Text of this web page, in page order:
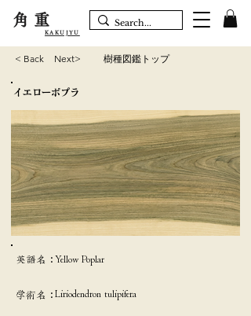
角重
KAKUJYU
< Back Next> 樹種図鑑トップ
イエローポプラ
英語名：Yellow Poplar
学術名：Liriodendron tulipifera